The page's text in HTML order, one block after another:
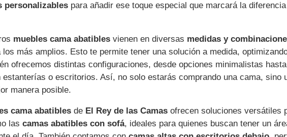
personalizables para añadir ese toque especial que marcará la
muebles cama abatibles vienen en diversas medidas y
más amplios. Esto te permite tener una solución a medida,
ofrecemos distintas configuraciones, desde opciones minimalistas
o escritorios. Así, no solo estarás comprando una cama, sino
manera posible.
cama abatibles de El Rey de las Camas ofrecen soluciones versátiles
las camas abatibles con sofá, ideales para quienes buscan tener un